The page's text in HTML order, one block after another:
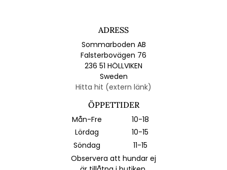
ADRESS
Sommarboden AB
Falsterbovägen 76
236 51 HÖLLVIKEN
Sweden
Hitta hit (extern länk)
ÖPPETTIDER
Mån-Fre
10-18
Lördag
10-15
Söndag
11-15
Observera att hundar ej